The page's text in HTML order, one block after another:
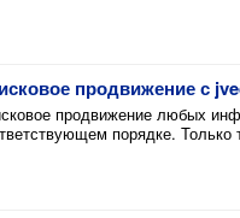
продвижение с
продвижение любых
порядке. Только